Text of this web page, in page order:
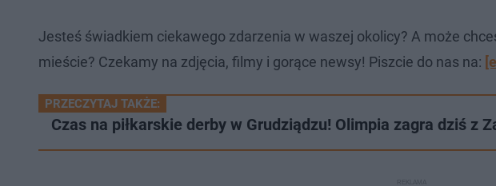
Jesteś świadkiem ciekawego zdarzenia w waszej okolicy? A może
mieście? Czekamy na zdjęcia, filmy i gorące newsy! Piszcie do nas na:
PRZECZYTAJ TAKŻE:
Czas na piłkarskie derby w Grudziądzu! Olimpia zagra dziś z